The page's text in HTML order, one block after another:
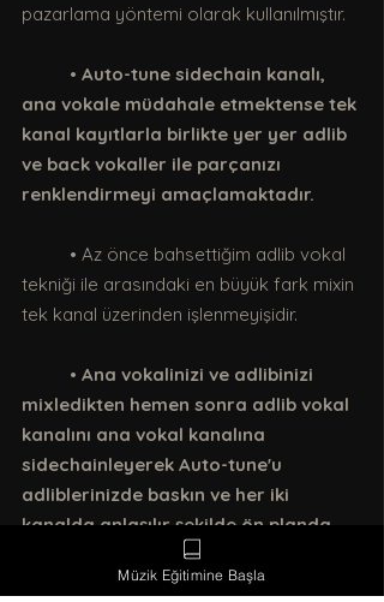
pazarlama yöntemi olarak kullanılmıştır.
• Auto-tune sidechain kanalı,
ana vokale müdahale etmektense tek
kanal kayıtlarla birlikte yer yer adlib
ve back vokaller ile parçanızı
renklendirmeyi amaçlamaktadır.
tekniği ile arasındaki en büyük fark mixin
tek kanal üzerinden işlenmeyişidir.
• Ana vokalinizi ve adlibinizi
mixledikten hemen sonra adlib vokal
kanalını ana vokal kanalına
sidechainleyerek Auto-tune'u
adliblerinizde baskın ve her iki
kanalda anlaşılır şekilde ön planda
Müzik Eğitimine Başla